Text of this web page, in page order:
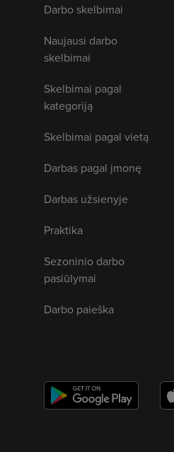
Darbo skelbimai
Naujausi darbo
skelbimai
Skelbimai pagal
kategoriją
Skelbimai pagal vietą
Darbas pagal įmonę
Darbas užsienyje
Praktika
Sezoninio darbo
pasiūlymai
Darbo paieška